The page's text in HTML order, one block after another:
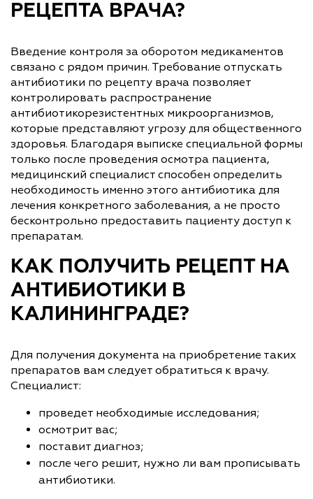
РЕЦЕПТА ВРАЧА?
Введение контроля за оборотом медикаментов
связано с рядом причин. Требование отпускать
антибиотики по рецепту врача позволяет
контролировать распространение
антибиотикорезистентных микроорганизмов,
которые представляют угрозу для общественного
здоровья. Благодаря выписке специальной формы
только после проведения осмотра пациента,
медицинский специалист способен определить
необходимость именно этого антибиотика для
лечения конкретного заболевания, а не просто
бесконтрольно предоставить пациенту доступ к
препаратам.
КАК ПОЛУЧИТЬ РЕЦЕПТ НА
АНТИБИОТИКИ В
КАЛИНИНГРАДЕ?
Для получения документа на приобретение таких
препаратов вам следует обратиться к врачу.
Специалист:
проведет необходимые исследования;
осмотрит вас;
поставит диагноз;
после чего решит, нужно ли вам прописывать
антибиотики.